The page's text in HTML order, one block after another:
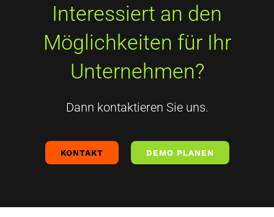
Interessiert an den
Möglichkeiten für Ihr
Unternehmen?
Dann kontaktieren Sie uns.
KONTAKT DEMO PLANEN